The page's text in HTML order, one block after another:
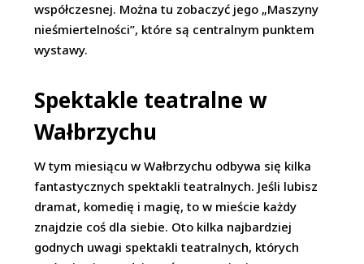
współczesnej. Można tu zobaczyć jego „Maszyny
nieśmiertelności”, które są centralnym punktem
wystawy.
Spektakle teatralne w
Wałbrzychu
W tym miesiącu w Wałbrzychu odbywa się kilka
fantastycznych spektakli teatralnych. Jeśli lubisz
dramat, komedię i magię, to w mieście każdy
znajdzie coś dla siebie. Oto kilka najbardziej
godnych uwagi spektakli teatralnych, których